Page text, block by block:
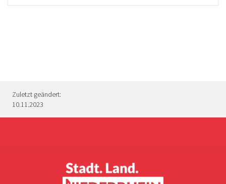
Zuletzt geändert:
10.11.2023